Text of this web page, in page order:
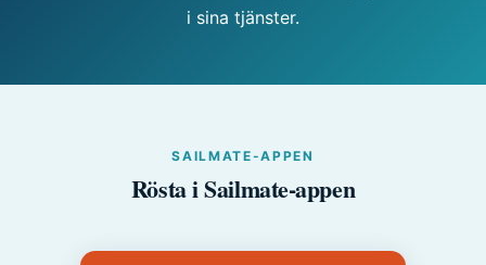
i sina tjänster.
SAILMATE-APPEN
Rösta i Sailmate-appen